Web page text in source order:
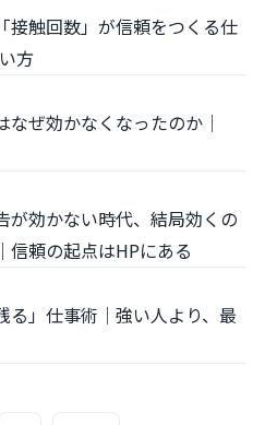
接触回数」が信頼をつくる仕
方
ぜ効かなくなったのか｜
が効かない時代、結局効くの
信頼の起点はHPにある
る」仕事術｜強い人より、最